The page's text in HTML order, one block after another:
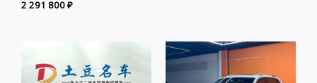
2 291 800₽